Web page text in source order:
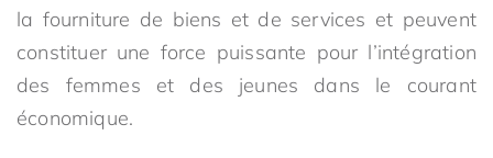
la fourniture de biens et de services et peuvent
constituer une force puissante pour l’intégration
des femmes et des jeunes dans le courant
économique.